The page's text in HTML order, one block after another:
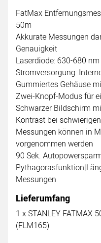
FatMax
50m
Akkurate Messungen
Genauigkeit
Laserdiode: 630-680 nm
Stromversorgung:
Gummiertes Gehäuse
Zwei-Knopf-Modus für
Schwarzer Bildschirm
Kontrast bei
Messungen können in
vorgenommen werden
90 Sek.
Messungen
Lieferumfang
1 x STANLEY FATMAX
(FLM165)